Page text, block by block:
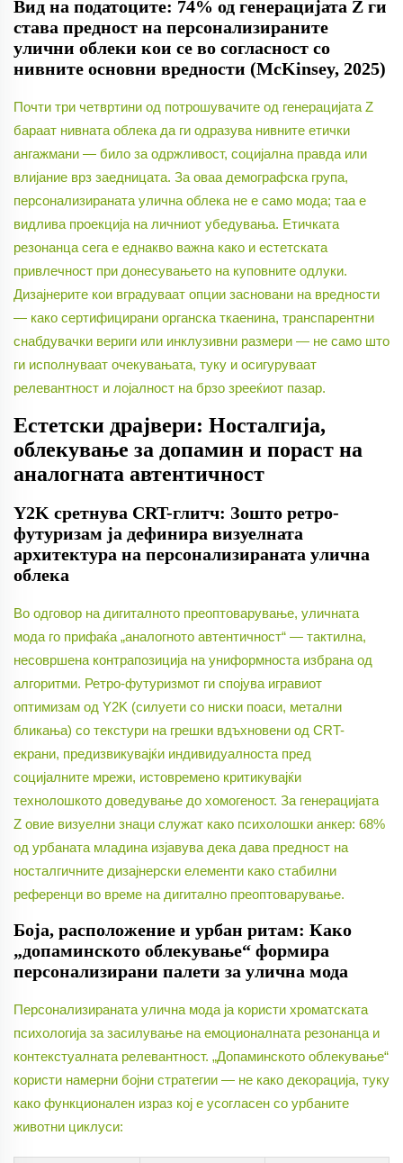
Вид на податоците: 74% од генерацијата Z ги
става предност на персонализираните
улични облеки кои се во согласност со
нивните основни вредности (McKinsey, 2025)
Почти три четвртини од потрошувачите од генерацијата Z
бараат нивната облека да ги одразува нивните етички
ангажмани — било за одржливост, социјална правда или
влијание врз заедницата. За оваа демографска група,
персонализираната улична облека не е само мода; таа е
видлива проекција на личниот убедувања. Етичката
резонанца сега е еднакво важна како и естетската
привлечност при донесувањето на куповните одлуки.
Дизајнерите кои вградуваат опции засновани на вредности
— како сертифицирани органска ткаенина, транспарентни
снабдувачки вериги или инклузивни размери — не само што
ги исполнуваат очекувањата, туку и осигуруваат
релевантност и лојалност на брзо зрееќиот пазар.
Естетски драјвери: Носталгија,
облекување за допамин и пораст на
аналогната автентичност
Y2K сретнува CRT-глитч: Зошто ретро-
футуризам ја дефинира визуелната
архитектура на персонализираната улична
облека
Во одговор на дигиталното преоптоварување, уличната
мода го прифаќа „аналогното автентичност“ — тактилна,
несовршена контрапозиција на униформноста избрана од
алгоритми. Ретро-футуризмот ги спојува игравиот
оптимизам од Y2K (силуети со ниски поаси, метални
бликања) со текстури на грешки вдъхновени од CRT-
екрани, предизвикувајќи индивидуалноста пред
социјалните мрежи, истовремено критикувајќи
технолошкото доведување до хомогеност. За генерацијата
Z овие визуелни знаци служат како психолошки анкер: 68%
од урбаната младина изјавува дека дава предност на
носталгичните дизајнерски елементи како стабилни
референци во време на дигитално преоптоварување.
Боја, расположение и урбан ритам: Како
„допаминското облекување“ формира
персонализирани палети за улична мода
Персонализираната улична мода ја користи хроматската
психологија за засилување на емоционалната резонанца и
контекстуалната релевантност. „Допаминското облекување“
користи намерни бојни стратегии — не како декорација, туку
како функционален израз кој е усогласен со урбаните
животни циклуси: